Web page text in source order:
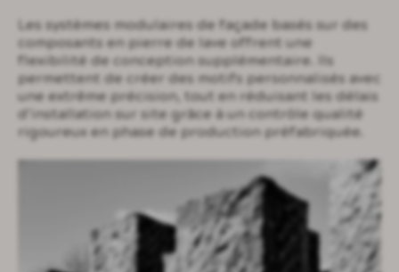
Les systèmes modulaires de façade basés sur des
composants en pierre de lave offrent une
flexibilité de conception supplémentaire. Ils
permettent de créer des motifs personnalisés avec
une extrême précision, tout en réduisant les délais
d’installation sur site grâce à un contrôle qualité
rigoureux en phase de production préfabriquée.